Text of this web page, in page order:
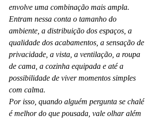
envolve uma combinação mais ampla.
Entram nessa conta o tamanho do
ambiente, a distribuição dos espaços, a
qualidade dos acabamentos, a sensação de
privacidade, a vista, a ventilação, a roupa
de cama, a cozinha equipada e até a
possibilidade de viver momentos simples
com calma.
Por isso, quando alguém pergunta se chalé
é melhor do que pousada, vale olhar além